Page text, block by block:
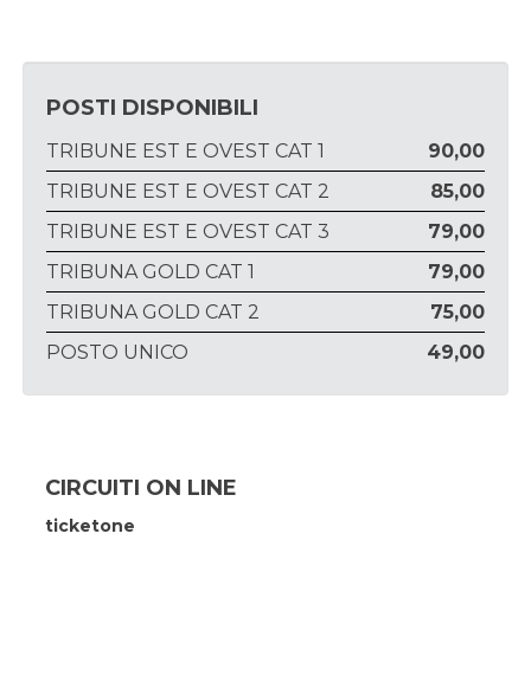
POSTI DISPONIBILI
TRIBUNE EST E OVEST CAT 1
90,00
TRIBUNE EST E OVEST CAT 2
85,00
TRIBUNE EST E OVEST CAT 3
79,00
TRIBUNA GOLD CAT 1
79,00
TRIBUNA GOLD CAT 2
75,00
POSTO UNICO
49,00
CIRCUITI ON LINE
ticketone